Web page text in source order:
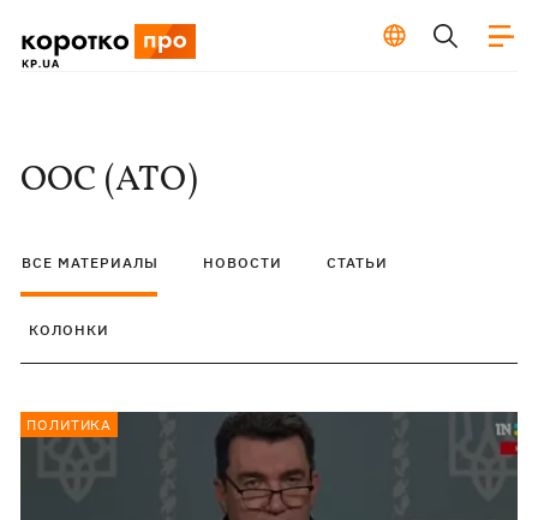
ООС (АТО)
ВСЕ МАТЕРИАЛЫ НОВОСТИ СТАТЬИ
КОЛОНКИ
ПОЛИТИКА